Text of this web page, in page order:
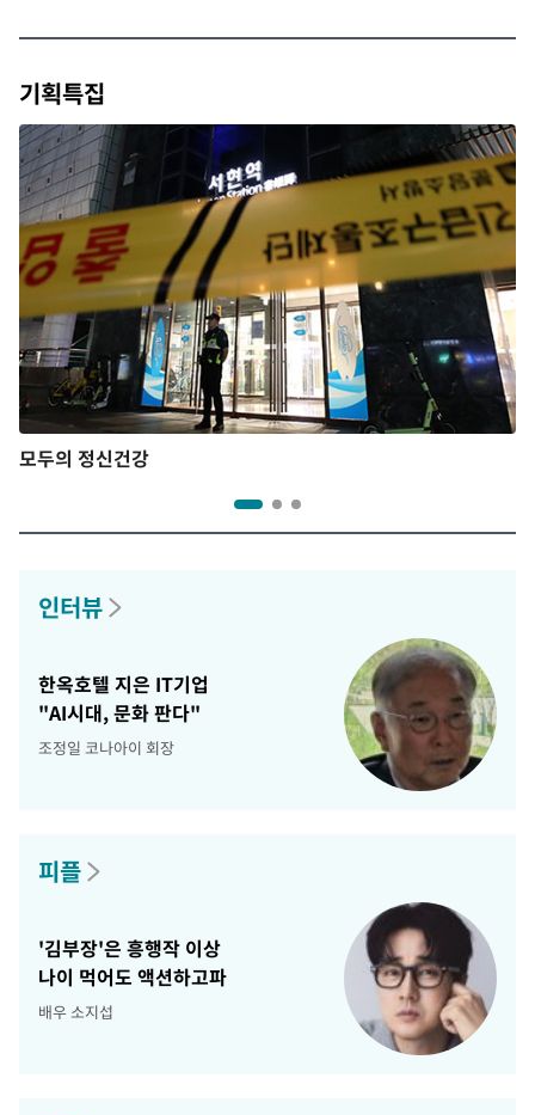
기획특집
모두의 정신건강
인터뷰
한옥호텔 지은 IT기업
"AI시대, 문화 판다"
조정일 코나아이 회장
피플
'김부장'은 흥행작 이상
나이 먹어도 액션하고파
배우 소지섭